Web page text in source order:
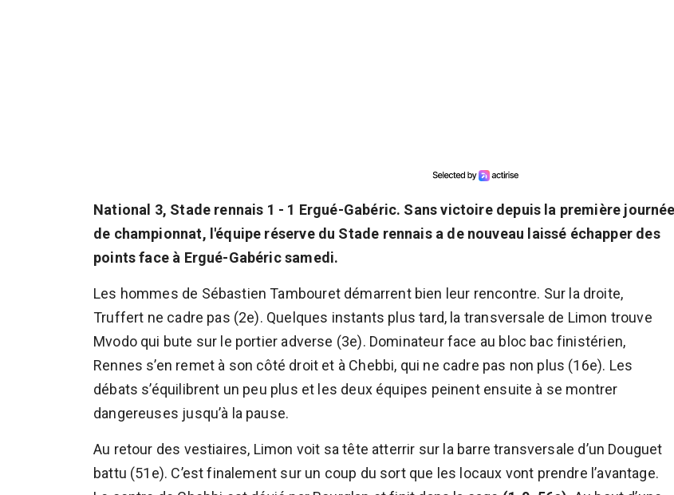
National 3, Stade rennais 1 - 1 Ergué-Gabéric. Sans victoire depuis la première journée
de championnat, l'équipe réserve du Stade rennais a de nouveau laissé échapper des
points face à Ergué-Gabéric samedi.
Les hommes de Sébastien Tambouret démarrent bien leur rencontre. Sur la droite,
Truffert ne cadre pas (2e). Quelques instants plus tard, la transversale de Limon trouve
Mvodo qui bute sur le portier adverse (3e). Dominateur face au bloc bac finistérien,
Rennes s’en remet à son côté droit et à Chebbi, qui ne cadre pas non plus (16e). Les
débats s’équilibrent un peu plus et les deux équipes peinent ensuite à se montrer
dangereuses jusqu’à la pause.
Au retour des vestiaires, Limon voit sa tête atterrir sur la barre transversale d’un Douguet
battu (51e). C’est finalement sur un coup du sort que les locaux vont prendre l’avantage.